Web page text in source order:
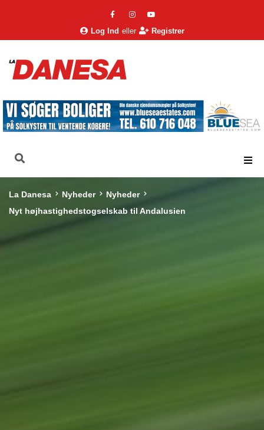
Log Ind eller Registrer
La Danesa Nyheder
Nyheder
Nyt højhastighedstogselskab til Andalusien